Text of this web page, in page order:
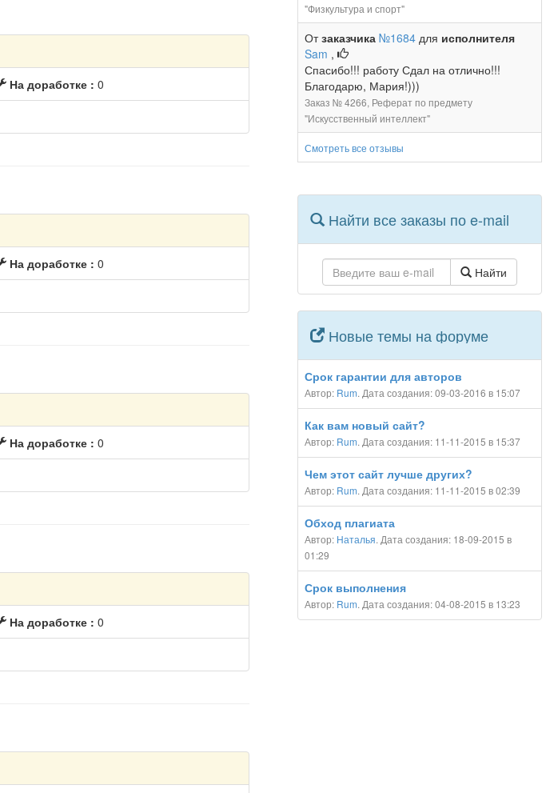
На доработке :0
На доработке :0
На доработке :0
На доработке :0
"Физкультура и спорт"
Отзаказчика №1684 для исполнителя
Sam ,
Спасибо!!! работу Сдал на отлично!!!
Благодарю, Мария!)))
Заказ № 4266, Реферат по предмету
"Искусственный интеллект"
Смотреть все отзывы
Найти все заказы по e-mail
Найти
Новые темы на форуме
Срок гарантии для авторов
Автор: Rum. Дата создания: 09-03-2016 в 15:07
Как вам новый сайт?
Автор: Rum. Дата создания: 11-11-2015 в 15:37
Чем этот сайт лучше других?
Автор: Rum. Дата создания: 11-11-2015 в 02:39
Обход плагиата
Автор: Наталья. Дата создания: 18-09-2015 в
01:29
Срок выполнения
Автор: Rum. Дата создания: 04-08-2015 в 13:23